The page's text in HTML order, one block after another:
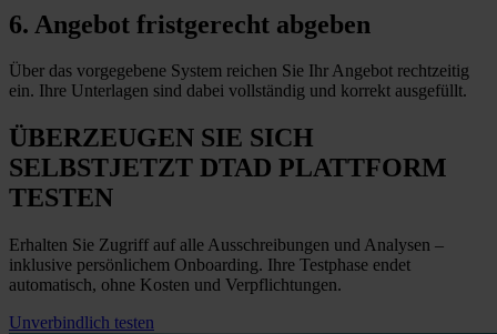
6. Angebot fristgerecht abgeben
Über das vorgegebene System reichen Sie Ihr Angebot rechtzeitig
ein. Ihre Unterlagen sind dabei vollständig und korrekt ausgefüllt.
ÜBERZEUGEN SIE SICH
SELBSTJETZT DTAD PLATTFORM
TESTEN
Erhalten Sie Zugriff auf alle Ausschreibungen und Analysen –
inklusive persönlichem Onboarding. Ihre Testphase endet
automatisch, ohne Kosten und Verpflichtungen.
Unverbindlich testen